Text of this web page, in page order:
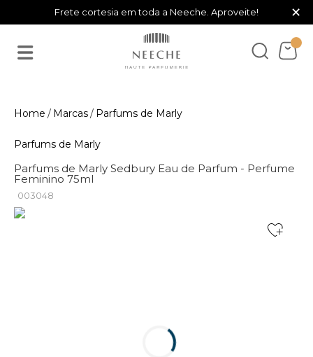
Frete cortesia em toda a Neeche. Aproveite! ×
Marcas Parfums de Marly
Parfums de Marly
Parfums de Marly Sedbury Eau de Parfum - Perfume
Feminino 75ml
003048